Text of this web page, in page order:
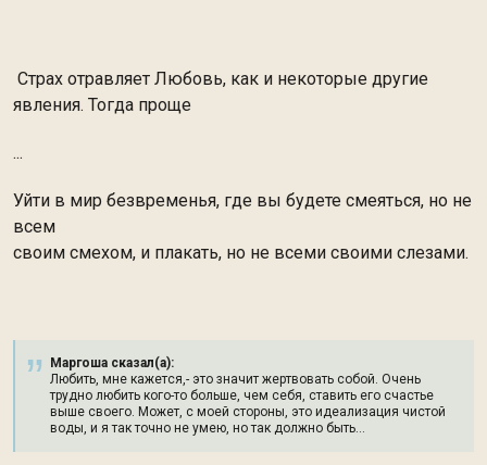
Страх отравляет Любовь, как и некоторые другие
явления. Тогда проще
...
Уйти в мир безвременья, где вы будете смеяться, но не
всем
своим смехом, и плакать, но не всеми своими слезами.
Маргоша сказал(а):
Любить, мне кажется,- это значит жертвовать собой. Очень
трудно любить кого-то больше, чем себя, ставить его счастье
выше своего. Может, с моей стороны, это идеализация чистой
воды, и я так точно не умею, но так должно быть…